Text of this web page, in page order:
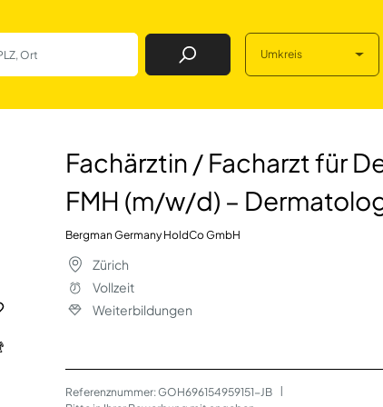
Job Finden Umkreis
für
Fachärztin / Facharzt für
FMH (m/w/d) –
Bergman Germany HoldCo GmbH
Zürich
Vollzeit
Weiterbildungen
Referenznummer: GOH696154959151-JB